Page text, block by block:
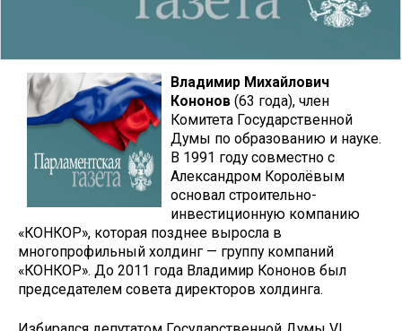
Владимир Михайлович
Кононов (63 года), член
Комитета Государственной
Думы по образованию и науке.
В 1991 году совместно с
Александром Королёвым
основал строительно-
инвестиционную компанию
«КОНКОР», которая позднее выросла в
многопрофильный холдинг — группу компаний
«КОНКОР». До 2011 года Владимир Кононов был
председателем совета директоров холдинга.